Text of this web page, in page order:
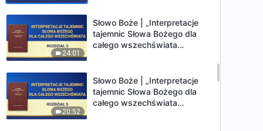
24:01
Słowo Boże | „Interpretacje
tajemnic Słowa Bożego dla
całego wszechświata
20:52
Słowo Boże | „Interpretacje
tajemnic Słowa Bożego dla
całego wszechświata